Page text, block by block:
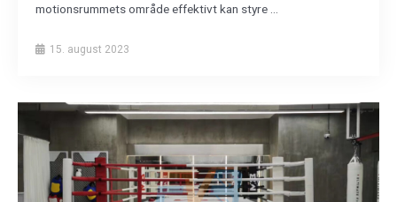
motionsrummets område effektivt kan styre ...
15. august 2023